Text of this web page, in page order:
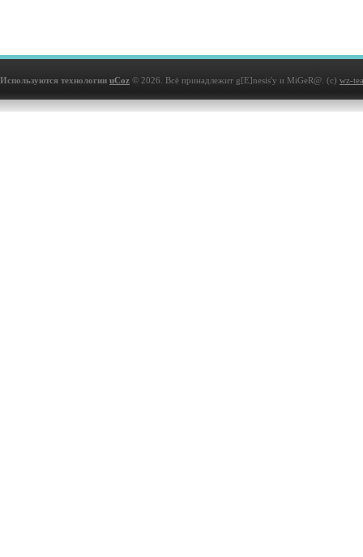
Используются технологии uCoz © 2026. Всё принадлежит g[E]nesis'у и MiGeR@. (с) wz-